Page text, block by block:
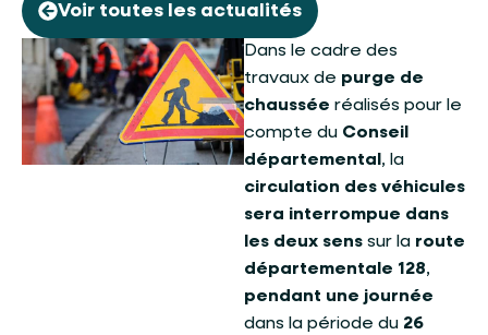
Voir toutes les actualités
Dans le cadre des
travaux de purge de
chaussée réalisés pour le
compte du Conseil
départemental , la
circulation des véhicules
sera interrompue dans
les deux sens sur la route
départementale 128,
pendant une journée
dans la période du 26